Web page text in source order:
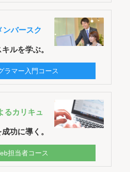
ンバースク
ルを学ぶ。
ラマー入門コース
るカリキュ
功に導く。
担当者コース